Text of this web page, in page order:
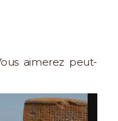
aimerez peut-